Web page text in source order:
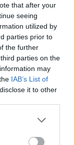
that after your
seeing
utilized by
parties prior to
the further
parties on the
may
IAB’s List of
it to other
more Google
may click to
Άλκη - Τι
Τρίτη